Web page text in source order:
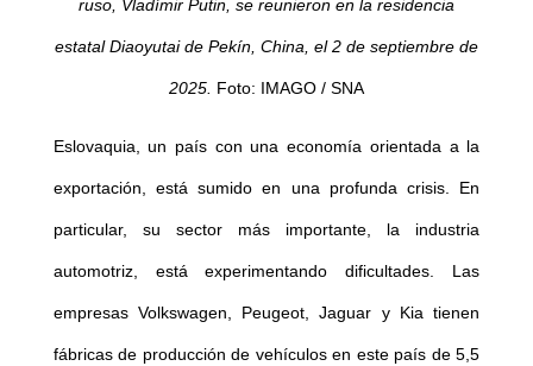
ruso, Vladímir Putin, se reunieron en la residencia
estatal Diaoyutai de Pekín, China, el 2 de septiembre de
2025. Foto: IMAGO / SNA
Eslovaquia, un país con una economía orientada a la
exportación, está sumido en una profunda crisis. En
particular, su sector más importante, la industria
automotriz, está experimentando dificultades. Las
empresas Volkswagen, Peugeot, Jaguar y Kia tienen
fábricas de producción de vehículos en este país de 5,5